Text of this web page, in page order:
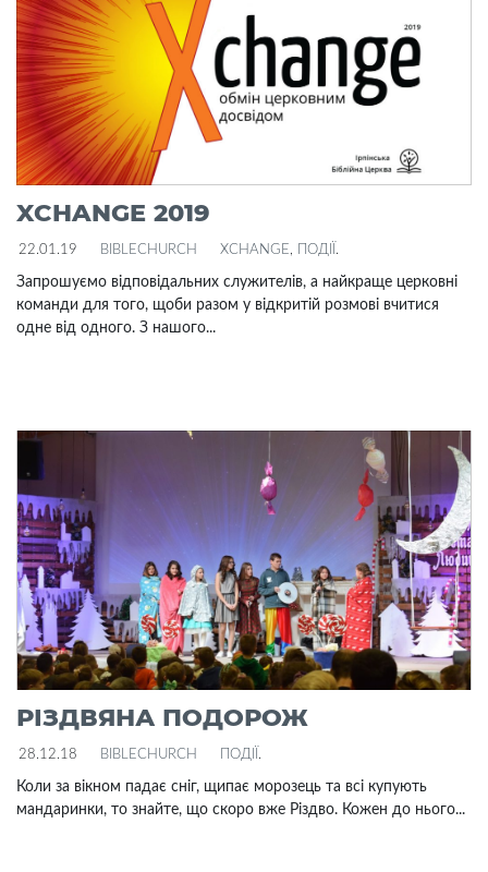
XCHANGE 2019
22.01.19 BIBLECHURCH XCHANGE ПОДІЇ .
Запрошуємо відповідальних служителів, а найкраще церковні
команди для того, щоби разом у відкритій розмові вчитися
одне від одного. З нашого...
РІЗДВЯНА ПОДОРОЖ
28.12.18 BIBLECHURCH ПОДІЇ .
Коли за вікном падає сніг, щипає морозець та всі купують
мандаринки, то знайте, що скоро вже Різдво. Кожен до нього...